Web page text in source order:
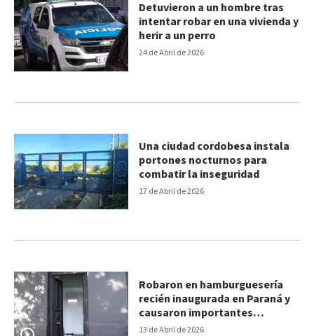
24 de Abril de 2026
Detuvieron a un hombre tras
intentar robar en una vivienda y
herir a un perro
17 de Abril de 2026
Una ciudad cordobesa instala
portones nocturnos para
combatir la inseguridad
13 de Abril de 2026
Robaron en hamburguesería
recién inaugurada en Paraná y
causaron importantes
destrozos